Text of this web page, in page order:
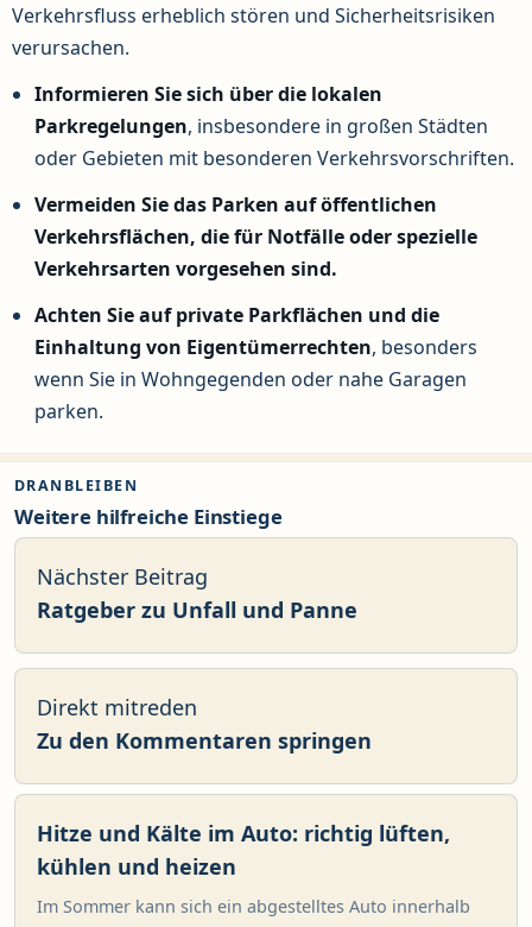
Verkehrsfluss erheblich stören und Sicherheitsrisiken
verursachen.
Informieren Sie sich über die lokalen
Parkregelungen, insbesondere in großen Städten
oder Gebieten mit besonderen Verkehrsvorschriften.
Vermeiden Sie das Parken auf öffentlichen
Verkehrsflächen, die für Notfälle oder spezielle
Verkehrsarten vorgesehen sind.
Achten Sie auf private Parkflächen und die
Einhaltung von Eigentümerrechten, besonders
wenn Sie in Wohngegenden oder nahe Garagen
parken.
DRANBLEIBEN
Weitere hilfreiche Einstiege
Nächster Beitrag
Ratgeber zu Unfall und Panne
Direkt mitreden
Zu den Kommentaren springen
Hitze und Kälte im Auto: richtig lüften,
kühlen und heizen
Im Sommer kann sich ein abgestelltes Auto innerhalb